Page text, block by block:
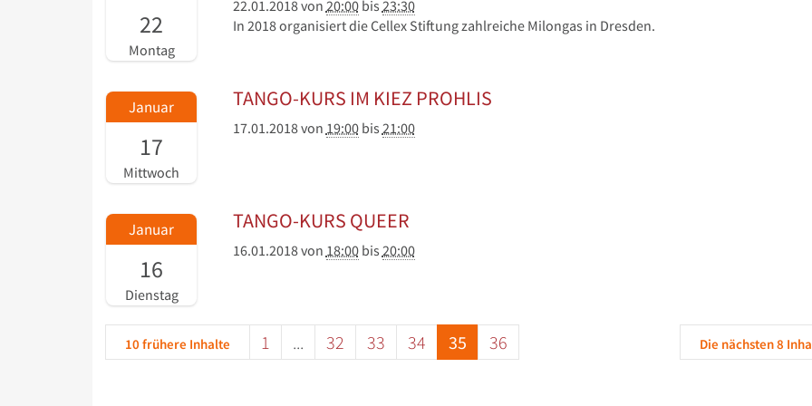
22
Montag
22.01.2018von 20:00bis 23:30
In 2018 organisiert die Cellex Stiftung zahlreiche Milongas in Dresden.
Januar
17
Mittwoch
TANGO-KURS IM KIEZ PROHLIS
17.01.2018von 19:00bis 21:00
Januar
16
Dienstag
TANGO-KURS QUEER
16.01.2018von 18:00bis 20:00
10 frühere Inhalte 1 ... 32 33 34 35 36 Die nächsten 8